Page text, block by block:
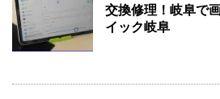
交換修理！岐阜で
イック岐阜